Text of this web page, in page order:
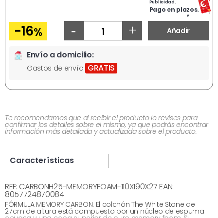
-16%
Ahora
324,71€
Publicidad.
Pago en plazos.
- + Añadir
Envío a domicilio:
Gastos de envío GRATIS
Te recomendamos que al recibir el producto lo revises para
confirmar los detalles sobre el mismo, ya que podrás encontrar
información más detallada y actualizada sobre el producto.
Características
REF: CARBONH25-MEMORYFOAM-110X190X27 EAN:
8057724870084
FÓRMULA MEMORY CARBON. El colchón The White Stone de
27 cm de altura está compuesto por un núcleo de espuma